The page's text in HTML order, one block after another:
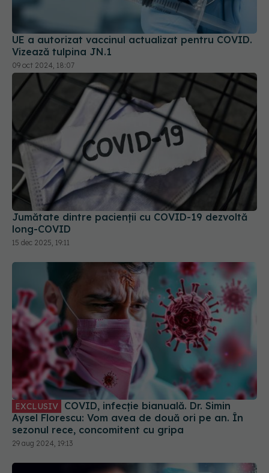
Vizează tulpina JN.1
09 oct 2024, 18:07
Jumătate dintre pacienții cu COVID-19 dezvoltă
long-COVID
15 dec 2025, 19:11
EXCLUSIV COVID, infecție bianuală. Dr. Simin
Aysel Florescu: Vom avea de două ori pe an. În
sezonul rece, concomitent cu gripa
29 aug 2024, 19:13